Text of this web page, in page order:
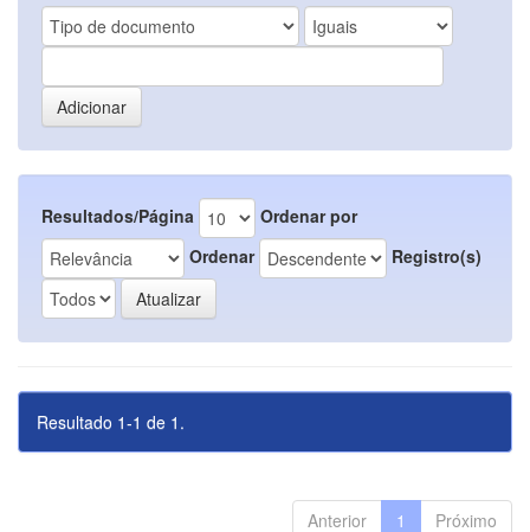
Resultados/Página
Ordenar por
Ordenar
Registro(s)
Resultado 1-1 de 1.
Anterior 1 Próximo